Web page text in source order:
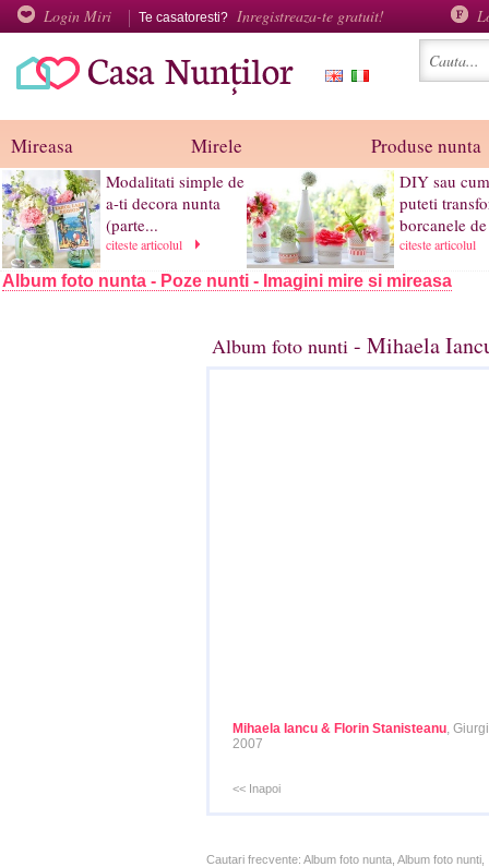
Login Miri Te casatoresti? Inregistreaza-te gratuit!
Mireasa Mirele Produse nunta
Modalitati simple de
a-ti decora nunta
(parte...
citeste articolul
DIY sau cum
puteti
borcanele
citeste articolul
Album foto nunta - Poze nunti - Imagini mire si mireasa
Album foto nunti - Mihaela
Mihaela Iancu & Florin Stanisteanu,
2007
<< Inapoi
Cautari frecvente: Album foto nunta, Album foto